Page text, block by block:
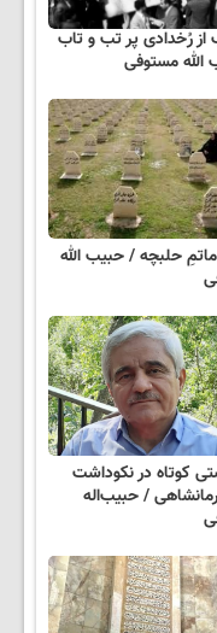
از رُخدادی پر تب و تاب
مستوفی
حلبچه / حبیب الله
کوتاه در نکوداشت
/ حبیب‌اله